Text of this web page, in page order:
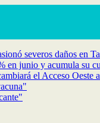
severos daños en
en junio y acumula su
el Acceso Oeste